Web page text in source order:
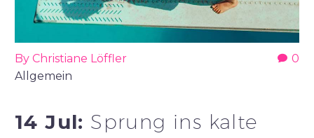
0
By Christiane Löffler
Allgemein
14 Jul: Sprung ins kalte